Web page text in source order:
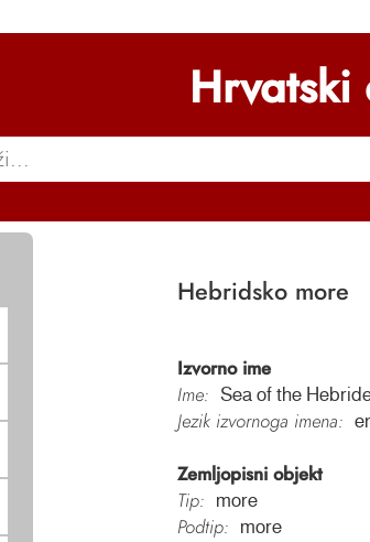
Hrvatski
Hebridsko more
Izvorno ime
Ime:
Sea of the
Jezik izvornoga imena:
Zemljopisni objekt
Tip:
more
Podtip: more